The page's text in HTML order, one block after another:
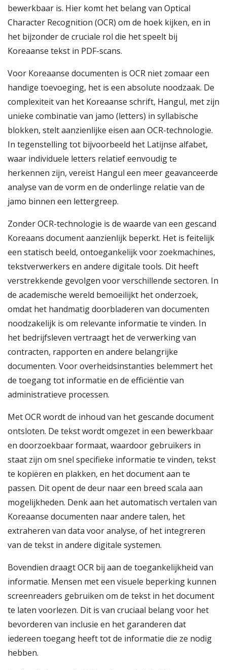
bewerkbaar is. Hier komt het belang van Optical
Character Recognition (OCR) om de hoek kijken, en in
het bijzonder de cruciale rol die het speelt bij
Koreaanse tekst in PDF-scans.
Voor Koreaanse documenten is OCR niet zomaar een
handige toevoeging, het is een absolute noodzaak. De
complexiteit van het Koreaanse schrift, Hangul, met zijn
unieke combinatie van jamo (letters) in syllabische
blokken, stelt aanzienlijke eisen aan OCR-technologie.
In tegenstelling tot bijvoorbeeld het Latijnse alfabet,
waar individuele letters relatief eenvoudig te
herkennen zijn, vereist Hangul een meer geavanceerde
analyse van de vorm en de onderlinge relatie van de
jamo binnen een lettergreep.
Zonder OCR-technologie is de waarde van een gescand
Koreaans document aanzienlijk beperkt. Het is feitelijk
een statisch beeld, ontoegankelijk voor zoekmachines,
tekstverwerkers en andere digitale tools. Dit heeft
verstrekkende gevolgen voor verschillende sectoren. In
de academische wereld bemoeilijkt het onderzoek,
omdat het handmatig doorbladeren van documenten
noodzakelijk is om relevante informatie te vinden. In
het bedrijfsleven vertraagt het de verwerking van
contracten, rapporten en andere belangrijke
documenten. Voor overheidsinstanties belemmert het
de toegang tot informatie en de efficiëntie van
administratieve processen.
Met OCR wordt de inhoud van het gescande document
ontsloten. De tekst wordt omgezet in een bewerkbaar
en doorzoekbaar formaat, waardoor gebruikers in
staat zijn om snel specifieke informatie te vinden, tekst
te kopiëren en plakken, en het document aan te
passen. Dit opent de deur naar een breed scala aan
mogelijkheden. Denk aan het automatisch vertalen van
Koreaanse documenten naar andere talen, het
extraheren van data voor analyse, of het integreren
van de tekst in andere digitale systemen.
Bovendien draagt OCR bij aan de toegankelijkheid van
informatie. Mensen met een visuele beperking kunnen
screenreaders gebruiken om de tekst in het document
te laten voorlezen. Dit is van cruciaal belang voor het
bevorderen van inclusie en het garanderen dat
iedereen toegang heeft tot de informatie die ze nodig
hebben.